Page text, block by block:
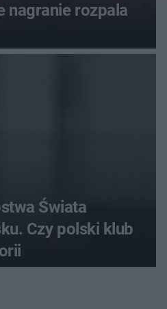
nagranie rozpala
Świata
Czy polski klub